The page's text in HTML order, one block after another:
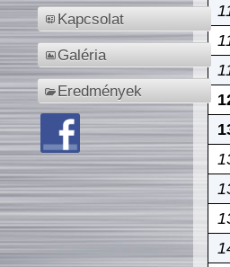
Kapcsolat
Galéria
Eredmények